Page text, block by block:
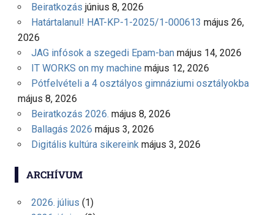
Beiratkozás június 8, 2026
Határtalanul! HAT-KP-1-2025/1-000613 május 26,
2026
JAG infósok a szegedi Epam-ban május 14, 2026
IT WORKS on my machine május 12, 2026
Pótfelvételi a 4 osztályos gimnáziumi osztályokba
május 8, 2026
Beiratkozás 2026. május 8, 2026
Ballagás 2026 május 3, 2026
Digitális kultúra sikereink május 3, 2026
ARCHÍVUM
2026. július (1)